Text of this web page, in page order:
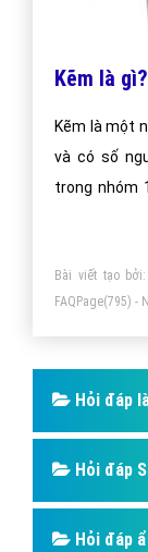
Kẽm là
Kẽm là một
và có số
trong nhóm
có trạng thái
là +2. Kẽm
Trái Đất và
Bài viết tạo
FAQPage(795) -
Hỏi đáp
Hỏi đáp
Hỏi đáp